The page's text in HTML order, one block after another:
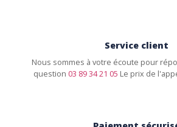
Service client
Nous sommes à votre écoute pour
question 03 89 34 21 05 Le prix de